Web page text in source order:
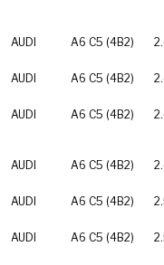
AUDI A6 C5 (4B2)
AUDI A6 C5 (4B2)
AUDI A6 C5 (4B2)
AUDI A6 C5 (4B2)
AUDI A6 C5 (4B2)
AUDI A6 C5 (4B2)